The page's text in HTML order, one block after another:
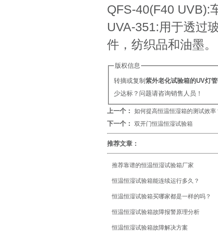
QFS-40(F40 UVB):
UVA-351:用于透过
件，纺织品和油墨。
版权信息
转摘或复制紫外老化试验箱的UV灯
少达标？问题请咨询销售人员！
上一个： 如何提高恒温恒湿箱的测试效率
下一个： 双开门恒温恒湿试验箱
推荐文章：
推荐靠谱的恒温恒湿试验箱厂家
恒温恒湿试验箱能连续运行多久？
恒温恒湿试验箱买哪家都是一样的吗？
恒温恒湿试验箱故障报警原理分析
恒温恒湿试验箱故障解决方案